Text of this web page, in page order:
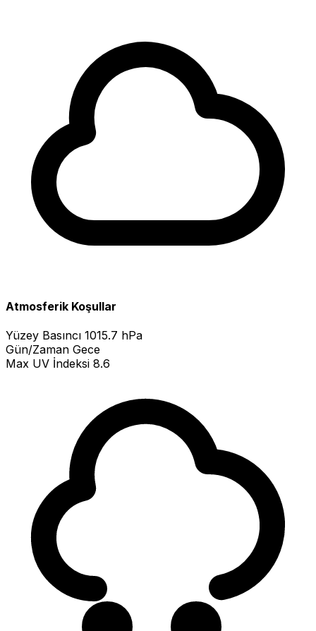
Atmosferik Koşullar
Yüzey Basıncı 1015.7 hPa
Gün/Zaman Gece
Max UV İndeksi 8.6